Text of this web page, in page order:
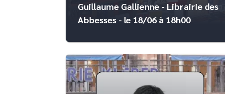
Guillaume Gallienne - Librairie des
Abbesses - le 18/06 à 18h00